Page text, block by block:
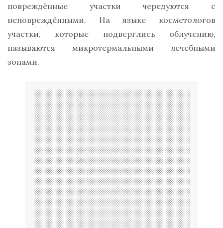
повреждённые участки чередуются с
неповреждёнными. На языке косметологов
участки, которые подверглись облучению,
называются микротермальными лечебными
зонами.